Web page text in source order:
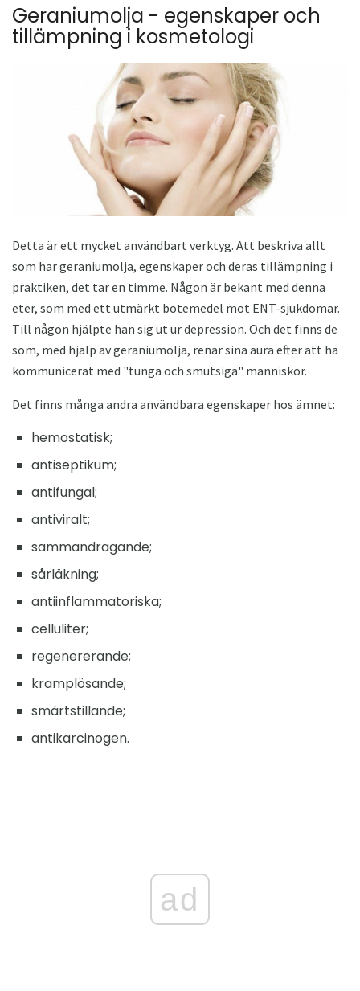
Geraniumolja - egenskaper och
tillämpning i kosmetologi
Detta är ett mycket användbart verktyg. Att beskriva allt
som har geraniumolja, egenskaper och deras tillämpning i
praktiken, det tar en timme. Någon är bekant med denna
eter, som med ett utmärkt botemedel mot ENT-sjukdomar.
Till någon hjälpte han sig ut ur depression. Och det finns de
som, med hjälp av geraniumolja, renar sina aura efter att ha
kommunicerat med "tunga och smutsiga" människor.
Det finns många andra användbara egenskaper hos ämnet:
hemostatisk;
antiseptikum;
antifungal;
antiviralt;
sammandragande;
sårläkning;
antiinflammatoriska;
celluliter;
regenererande;
kramplösande;
smärtstillande;
antikarcinogen.
ad